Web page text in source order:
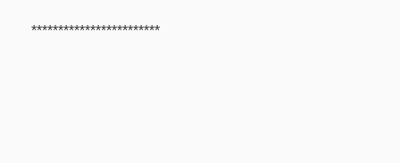
************************